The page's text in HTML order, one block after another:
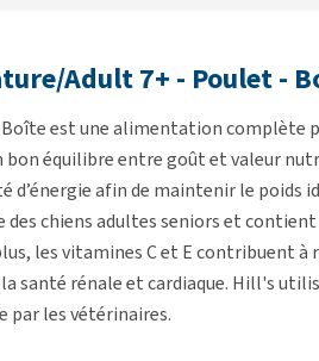
Adult 7+ - Poulet -
est une alimentation complète
bon équilibre entre goût et valeur
afin de maintenir le poids
chiens adultes seniors et
les vitamines C et E contribuent à
santé rénale et cardiaque. Hill's
par les vétérinaires.